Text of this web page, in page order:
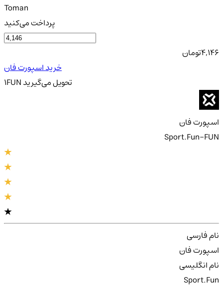
Toman
پرداخت می‌کنید
4,146تومان
خرید اسپورت فان
1FUN تحویلمی‌گیرید
اسپورت فان
Sport.Fun-FUN
نام فارسی
اسپورت فان
نام انگلیسی
Sport.Fun